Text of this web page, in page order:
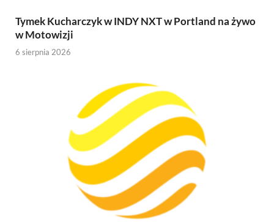
Tymek Kucharczyk w INDY NXT w Portland na żywo
w Motowizji
6 sierpnia 2026